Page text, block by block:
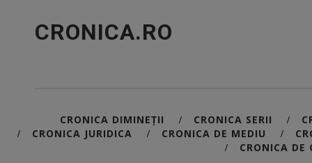
CRONICA.RO
CRONICA DIMINEȚII / CRONICA SERII /
/ CRONICA JURIDICA / CRONICA DE MEDIU /
/ CRONICA DE